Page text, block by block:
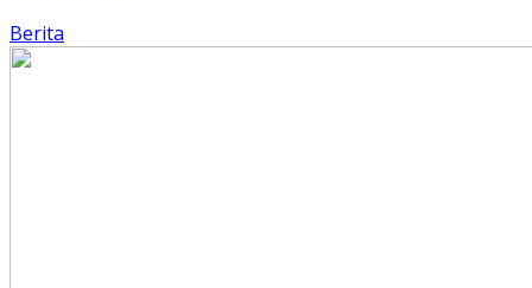
Berita